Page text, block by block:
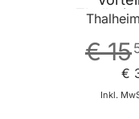
€ 15
Inkl.
€